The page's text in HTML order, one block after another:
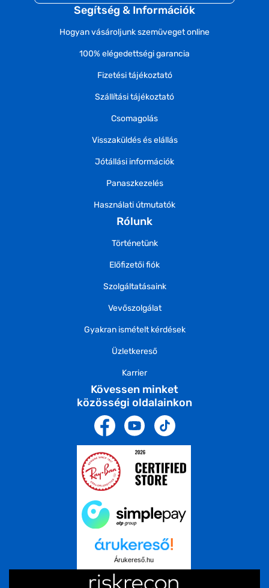
Segítség & Információk
Hogyan vásároljunk szemüveget online
100% elégedettségi garancia
Fizetési tájékoztató
Szállítási tájékoztató
Csomagolás
Visszaküldés és elállás
Jótállási információk
Panaszkezelés
Használati útmutatók
Rólunk
Történetünk
Előfizetői fiók
Szolgáltatásaink
Vevőszolgálat
Gyakran ismételt kérdések
Üzletkereső
Karrier
Kövessen minket
közösségi oldalainkon
Árukereső.hu